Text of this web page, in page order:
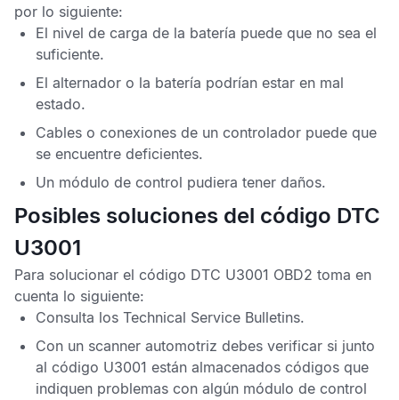
por lo siguiente:
El nivel de carga de la batería puede que no sea el
suficiente.
El alternador o la batería podrían estar en mal
estado.
Cables o conexiones de un controlador puede que
se encuentre deficientes.
Un módulo de control pudiera tener daños.
Posibles soluciones del código DTC
U3001
Para solucionar el código DTC U3001 OBD2 toma en
cuenta lo siguiente:
Consulta los Technical Service Bulletins.
Con un scanner automotriz debes verificar si junto
al código U3001 están almacenados códigos que
indiquen problemas con algún módulo de control